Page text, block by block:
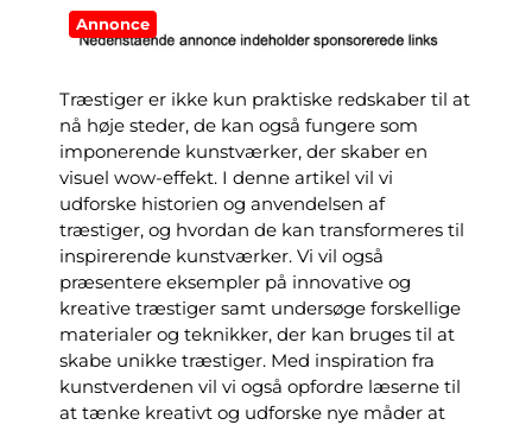
Annonce
Træstiger er ikke kun praktiske redskaber til at
nå høje steder, de kan også fungere som
imponerende kunstværker, der skaber en
visuel wow-effekt. I denne artikel vil vi
udforske historien og anvendelsen af
træstiger, og hvordan de kan transformeres til
inspirerende kunstværker. Vi vil også
præsentere eksempler på innovative og
kreative træstiger samt undersøge forskellige
materialer og teknikker, der kan bruges til at
skabe unikke træstiger. Med inspiration fra
kunstverdenen vil vi også opfordre læserne til
at tænke kreativt og udforske nye måder at